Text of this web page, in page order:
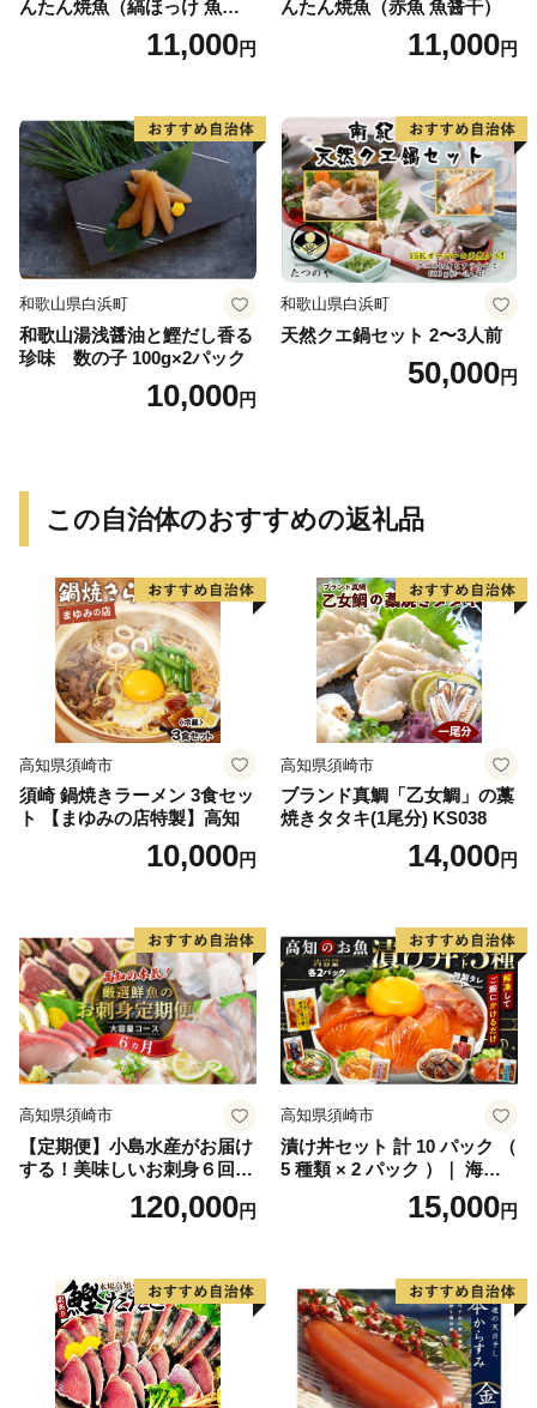
んたん焼魚（縞ほっけ 魚醤
11,000円
んたん焼魚（赤魚 魚醤干）
11,000円
和歌山県白浜町
和歌山湯浅醤油と鰹だし香る
珍味 数の子 100g×2パック
10,000円
和歌山県白浜町
天然クエ鍋セット 2〜3人前
50,000円
この自治体のおすすめの返礼品
高知県須崎市
須崎 鍋焼きラーメン 3食セッ
ト 【まゆみの店特製】高知
10,000円
高知県須崎市
ブランド真鯛「乙女鯛」の藁
焼きタタキ(1尾分) KS038
14,000円
高知県須崎市
【定期便】小島水産がお届け
する！美味しいお刺身６回コ
120,000円
高知県須崎市
漬け丼セット 計 10 パック （
5 種類 × 2 パック ）｜ 海鮮
醤油 漬け 10 セット 藁焼き
鰹 タタキ かつお カツオ サバ
セット 惣菜 海鮮丼 お刺身 小
分け パック 国産 セット お茶
漬け 時短 簡単 お手軽 人気
惣菜 海の幸 刺し身 漬け 丼
加工品 冷凍 みなみ丸 高知県
須崎市 MM015_x2
15,000円